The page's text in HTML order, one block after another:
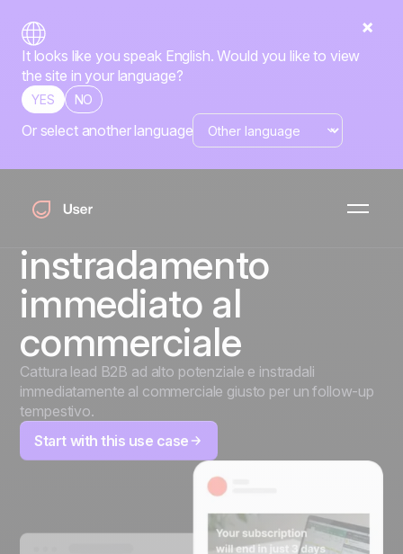
It looks like you speak English. Would you like to view
the site in your language?
YES NO
Or select another language
Agisci finché il lead è
caldo: widget
richiamata B2B con
instradamento
immediato al
commerciale
Cattura lead B2B ad alto potenziale e instradali
immediatamente al commerciale giusto per un follow-up
tempestivo.
Start with this use case